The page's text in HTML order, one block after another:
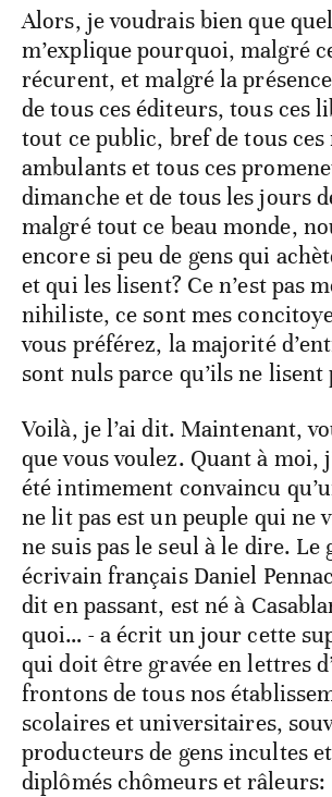
Alors, je voudrais bien que
m’explique pourquoi, malgré
récurent, et malgré la
de tous ces éditeurs, tous ces
tout ce public, bref de tous ces
ambulants et tous ces
dimanche et de tous les jours
malgré tout ce beau monde,
encore si peu de gens qui
et qui les lisent? Ce n’est pas
nihiliste, ce sont mes
vous préférez, la majorité
sont nuls parce qu’ils ne lisent
Voilà, je l’ai dit. Maintenant,
que vous voulez. Quant à moi,
été intimement convaincu
ne lit pas est un peuple qui ne
ne suis pas le seul à le dire. Le
écrivain français Daniel
dit en passant, est né à
quoi… - a écrit un jour cette
qui doit être gravée en lettres
frontons de tous nos
scolaires et universitaires,
producteurs de gens incultes
diplômés chômeurs et râleurs: